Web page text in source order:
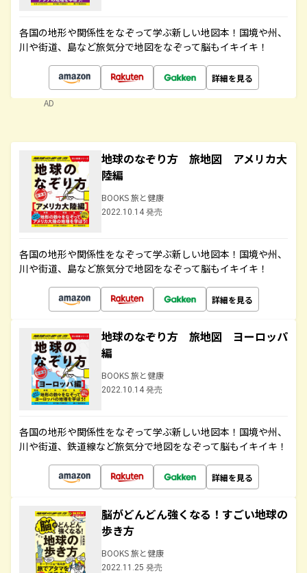
各国の地形や関係性をなぞって学ぶ新しい地図本！国境や州、
川や街道、島など旅気分で地図をなぞって脳もイキイキ！
詳細を見る
AD
地球のなぞり方 旅地図 アメリカ大
陸編
BOOKS 旅と健康
2022.10.14 発売
各国の地形や関係性をなぞって学ぶ新しい地図本！国境や州、
川や街道、島など旅気分で地図をなぞって脳もイキイキ！
詳細を見る
地球のなぞり方 旅地図 ヨーロッパ
編
BOOKS 旅と健康
2022.10.14 発売
各国の地形や関係性をなぞって学ぶ新しい地図本！国境や州、
川や街道、鉄道線など旅気分で地図をなぞって脳もイキイキ！
詳細を見る
脳がどんどん強くなる！すごい地球の
歩き方
BOOKS 旅と健康
2022.11.25 発売